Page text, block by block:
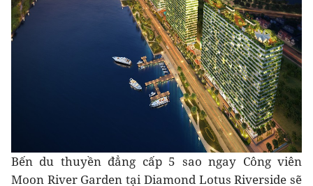
Bến du thuyền đẳng cấp 5 sao ngay Công viên
Moon River Garden tại Diamond Lotus Riverside sẽ